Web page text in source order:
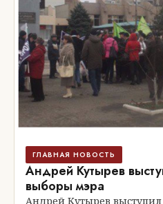
ГЛАВНАЯ НОВОСТЬ
Андрей Кутырев
выборы мэра
Андрей Кутырев